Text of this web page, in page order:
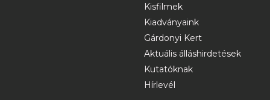
Kisfilmek
Kiadványaink
Gárdonyi Kert
Aktuális álláshirdetések
Kutatóknak
Hírlevél